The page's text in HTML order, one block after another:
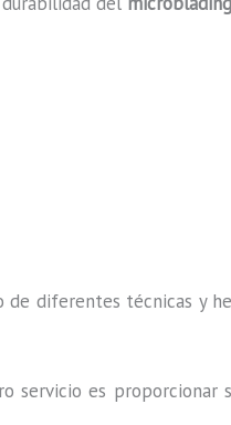
diferentes técnicas y
es proporcionar